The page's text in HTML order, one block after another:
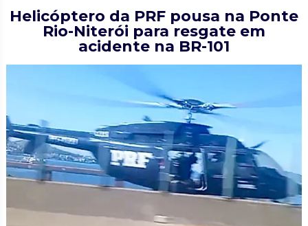
Helicóptero da PRF pousa na Ponte
Rio-Niterói para resgate em
acidente na BR-101